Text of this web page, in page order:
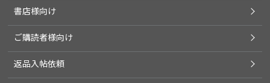
書店様向け
ご購読者様向け
返品入帖依頼